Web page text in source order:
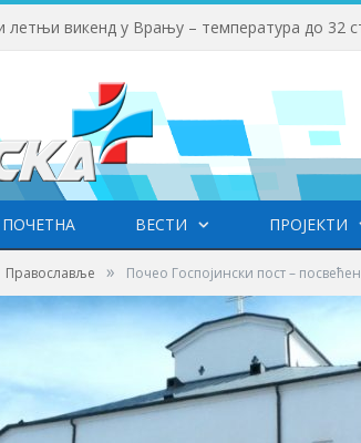
летњи викенд у Врању – температура до 32
ПОЧЕТНА ВЕСТИ ПРОЈЕКТИ
Православље » Почео Госпојински пост –